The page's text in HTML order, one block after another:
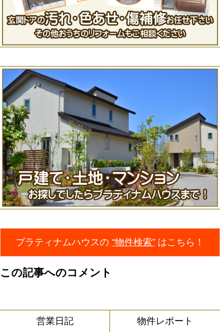
プラティナムハウスの “物件検索” はこちら！
この記事へのコメント
営業日記 物件レポート